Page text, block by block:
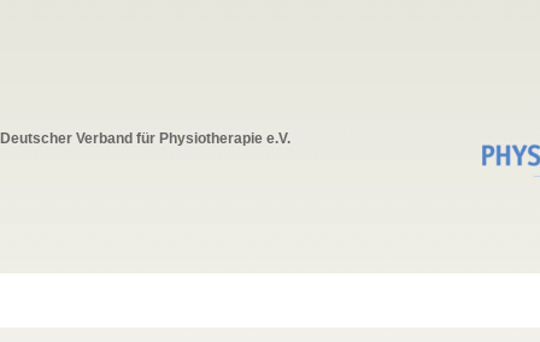
Deutscher Verband für Physiotherapie e.V.